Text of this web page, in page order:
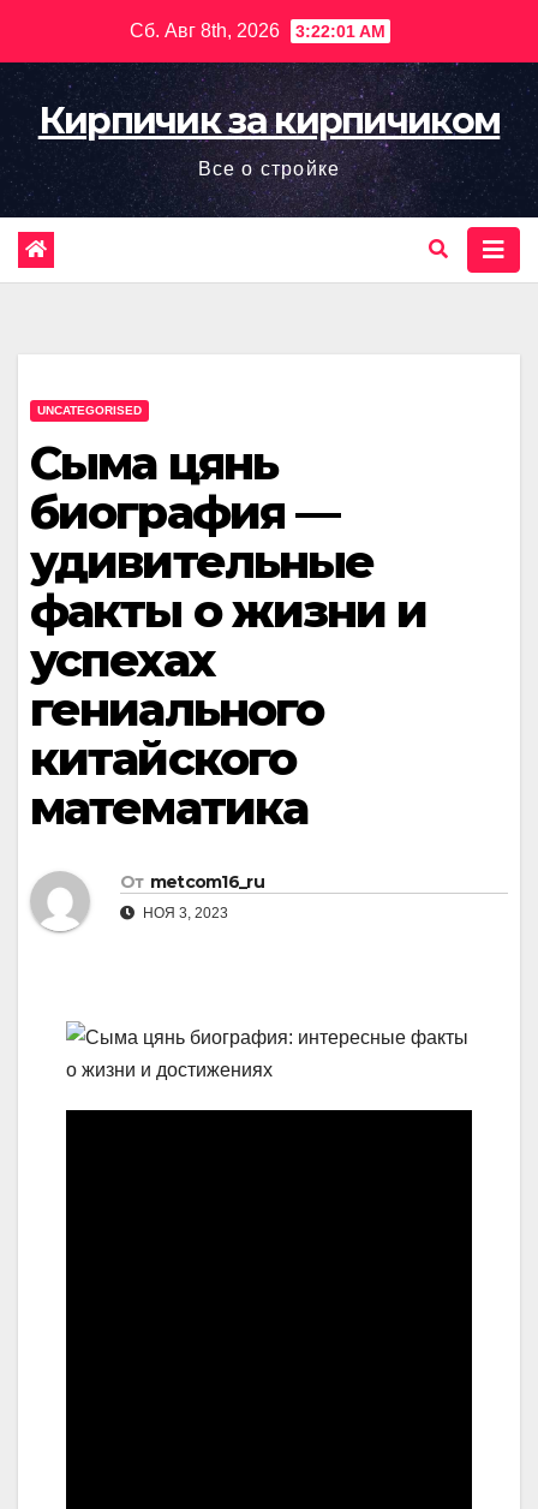
содержимому
Сб. Авг 8th, 2026 3:22:02 AM
Кирпичик за кирпичиком
Все о стройке
UNCATEGORISED
Сыма цянь
биография —
удивительные
факты о жизни и
успехах
гениального
китайского
математика
От metcom16_ru
НОЯ 3, 2023